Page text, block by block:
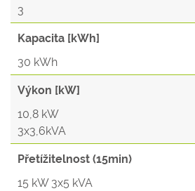
3
Kapacita [kWh]
30 kWh
Výkon [kW]
10,8 kW
3x3,6kVA
Přetížitelnost (15min)
15 kW 3x5 kVA